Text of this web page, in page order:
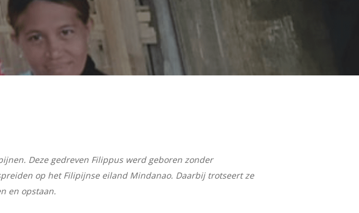
Deze gedreven Filippus werd geboren zonder
op het Filipijnse eiland Mindanao. Daarbij trotseert ze
en opstaan.